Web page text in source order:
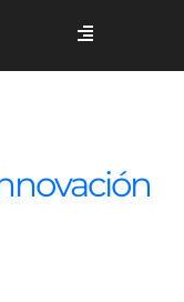
Toggle
Quiénes somos